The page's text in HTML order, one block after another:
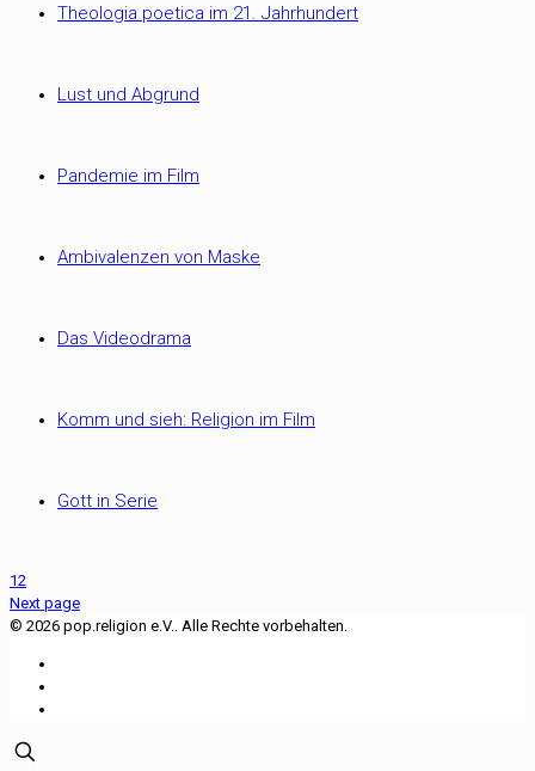
Theologia poetica im 21. Jahrhundert
Lust und Abgrund
Pandemie im Film
Ambivalenzen von Maske
Das Videodrama
Komm und sieh: Religion im Film
Gott in Serie
12
Next page
© 2026 pop.religion e.V.. Alle Rechte vorbehalten.